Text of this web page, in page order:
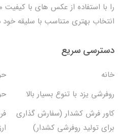
را با استفاده از عکس های با کیفیت
انتخاب بهتری متناسب با سلیقه خود
دسترسی سریع
خانه
روفرشی یزد با تنوع بسیار بالا
کاور فرش کشدار (سفارش گذاری
برای تولید روفرشی کشدار)